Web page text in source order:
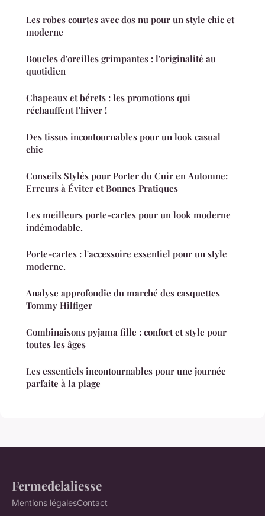
Les robes courtes avec dos nu pour un style chic et
moderne
Boucles d'oreilles grimpantes : l'originalité au
quotidien
Chapeaux et bérets : les promotions qui
réchauffent l'hiver !
Des tissus incontournables pour un look casual
chic
Conseils Stylés pour Porter du Cuir en Automne:
Erreurs à Éviter et Bonnes Pratiques
Les meilleurs porte-cartes pour un look moderne
indémodable.
Porte-cartes : l'accessoire essentiel pour un style
moderne.
Analyse approfondie du marché des casquettes
Tommy Hilfiger
Combinaisons pyjama fille : confort et style pour
toutes les âges
Les essentiels incontournables pour une journée
parfaite à la plage
Fermedelaliesse
Mentions légalesContact